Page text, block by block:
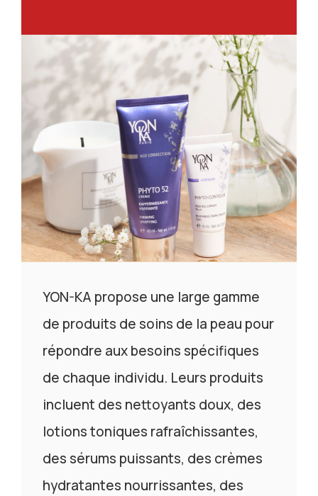
YON-KA propose une large gamme
de produits de soins de la peau pour
répondre aux besoins spécifiques
de chaque individu. Leurs produits
incluent des nettoyants doux, des
lotions toniques rafraîchissantes,
des sérums puissants, des crèmes
hydratantes nourrissantes, des